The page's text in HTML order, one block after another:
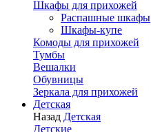
Шкафы для прихожей
Распашные шкафы
Шкафы-купе
Комоды для прихожей
Тумбы
Вешалки
Обувницы
Зеркала для прихожей
Детская
Назад Детская
Детские